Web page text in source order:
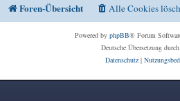
Foren-Übersicht Alle Cookies
Powered by phpBB® Forum
Deutsche Übersetzung durch
Datenschutz|